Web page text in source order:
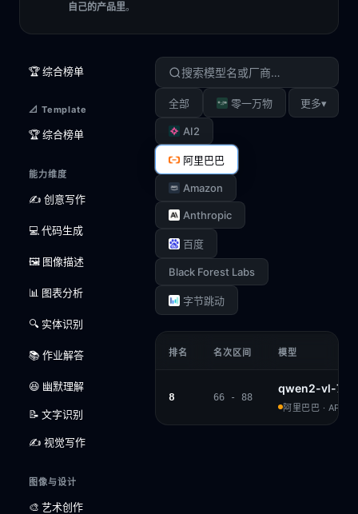
自己的产品里。
🏆 综合榜单
📐 Template
🏆 综合榜单
能力维度
✍️ 创意写作
💻 代码生成
🖼️ 图像描述
📊 图表分析
🔍 实体识别
📚 作业解答
😆 幽默理解
📝 文字识别
✍️ 视觉写作
图像与设计
🎨 艺术创作
全部 零一万物
AI2
阿里巴巴
Amazon
Anthropic
百度
Black Forest Labs
字节跳动
更多▾
排名 名次区间 模型
8 66 - 88
qwen2-vl-
阿里巴巴 ·